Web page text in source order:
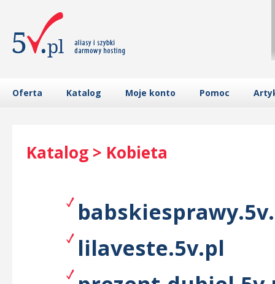
Oferta Katalog Moje konto Pomoc
Katalog > Kobieta
lilaveste.5v.pl